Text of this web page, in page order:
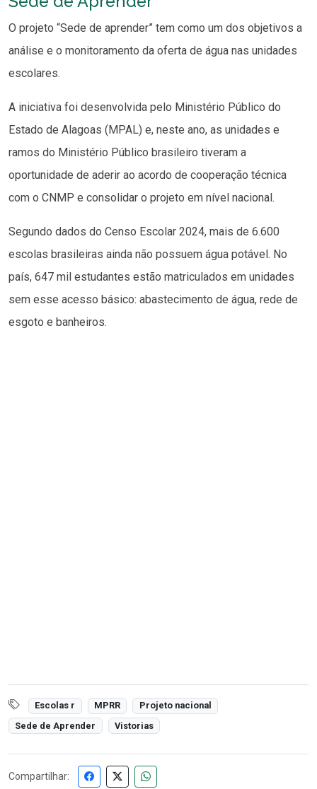
O projeto “Sede de aprender” tem como um dos objetivos a
análise e o monitoramento da oferta de água nas unidades
escolares.
A iniciativa foi desenvolvida pelo Ministério Público do
Estado de Alagoas (MPAL) e, neste ano, as unidades e
ramos do Ministério Público brasileiro tiveram a
oportunidade de aderir ao acordo de cooperação técnica
com o CNMP e consolidar o projeto em nível nacional.
Segundo dados do Censo Escolar 2024, mais de 6.600
escolas brasileiras ainda não possuem água potável. No
país, 647 mil estudantes estão matriculados em unidades
sem esse acesso básico: abastecimento de água, rede de
esgoto e banheiros.
Escolas r MPRR
Projeto nacional
Sede de Aprender
Vistorias
Compartilhar: